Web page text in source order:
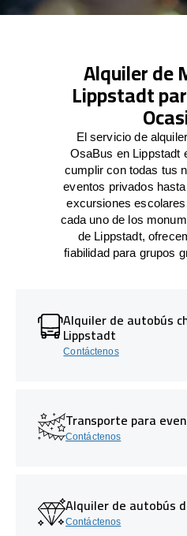
Alquiler de
Lippstadt
El servicio de
OsaBus en Lippstadt
cumplir con todas tus
eventos privados
excursiones
cada uno de los
de Lippstadt,
fiabilidad para grupos
Alquiler de autobús
Lippstadt
Contáctenos
Transporte para
Contáctenos
Alquiler de autobús
Contáctenos